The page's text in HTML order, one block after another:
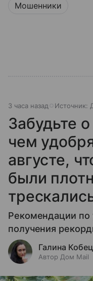
Мошенники
3 часа назад Источник:
Забудьте
чем
августе,
были
Рекомендации по
получения
Галина Кобец
Автор Дом Mail